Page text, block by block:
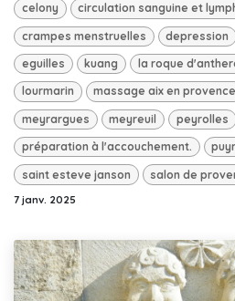
celony circulation sanguine et
crampes menstruelles depression
eguilles kuang la roque
lourmarin massage aix en provence
meyrargues meyreuil peyrolles
préparation à l'accouchement.
saint esteve janson salon de
7 janv. 2025